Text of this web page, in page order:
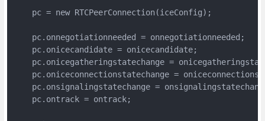
    pc = new RTCPeerConnection(iceConfig);
    pc.onnegotiationneeded = onnegotiationneeded;
    pc.onicecandidate = onicecandidate;
pc.onicegatheringstatechange =
pc.oniceconnectionstatechange =
pc.onsignalingstatechange =
    pc.ontrack = ontrack;